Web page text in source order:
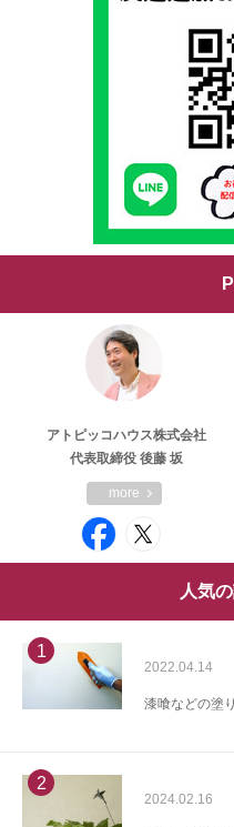
アトピッコハウス株式会社
代表取締役 後藤 坂
more
人気
1
2022.04.14
漆喰などの塗
2
2024.02.16